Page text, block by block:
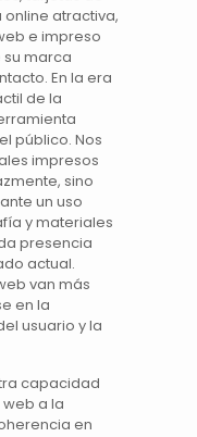
online atractiva,
e impreso
marca
En la era
de la
público. Nos
impresos
sino
un uso
ymateriales
presencia
actual.
van más
en la
usuario y la
capacidad
web a la
en